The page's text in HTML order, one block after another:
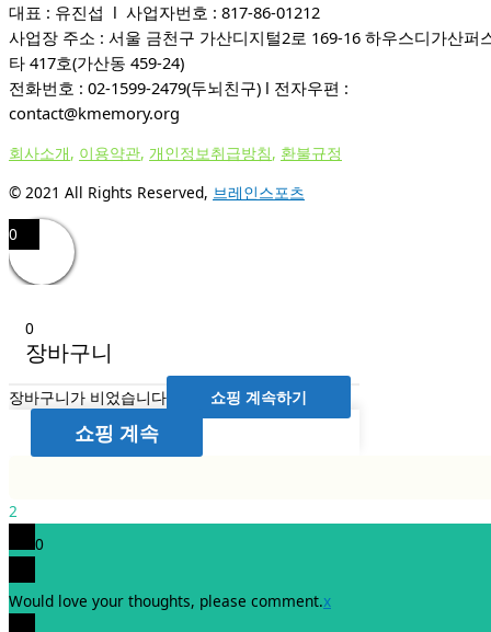
대표 : 유진섭 l 사업자번호 : 817-86-01212
사업장 주소 : 서울 금천구 가산디지털2로 169-16 하우스디가산퍼
타 417호(가산동 459-24)
전화번호 : 02-1599-2479(두뇌친구) l 전자우편 :
contact@kmemory.org
회사소개, 이용약관, 개인정보취급방침, 환불규정
© 2021 All Rights Reserved, 브레인스포츠
0
0
장바구니
장바구니가 비었습니다 쇼핑 계속하기
쇼핑 계속
2
0
Would love your thoughts, please comment.x